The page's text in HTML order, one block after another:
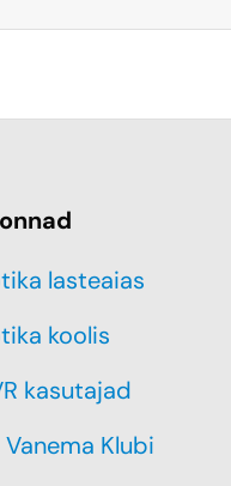
lasteaias
koolis
kasutajad
Klubi